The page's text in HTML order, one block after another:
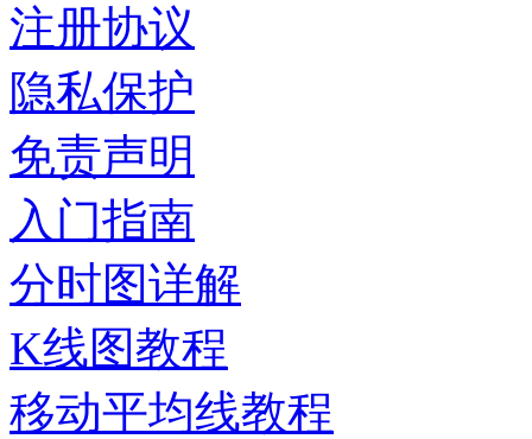
注册协议
隐私保护
免责声明
入门指南
分时图详解
K线图教程
移动平均线教程